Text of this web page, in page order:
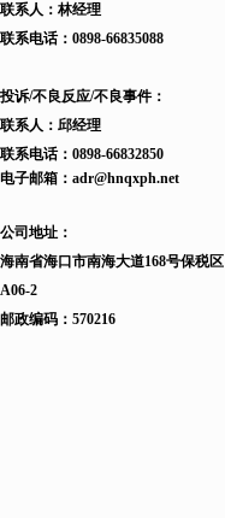
联系人：林经理
联系电话： 0898-66835088
投诉/不良反应/不良事件：
联系人：邱经理
联系电话： 0898-66832850
电子邮箱： adr@hnqxph.net
公司地址：
海南省海口市南海大道168号保税区
A06-2
邮政编码：570216